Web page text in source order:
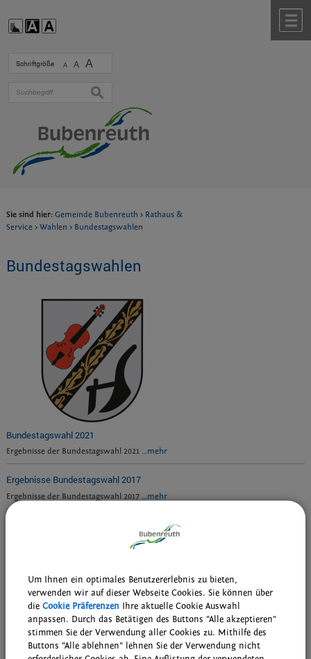
Schriftgröße A A A
suchen
Veranstaltungen
Sa 08.08.2026 | 09:00
Sie sind hier: Gemeinde Bubenreuth > Rathaus &
Service > Wahlen > Bundestagswahlen
Bundestagswahlen
Bundestagswahl 2021
Ergebnisse der Bundestagswahl 2021 …mehr
Ergebnisse Bundestagswahl 2017
Ergebnisse der Bundestagswahl 2017 …mehr
Ergebnisse der Bundestagswahl 2013…mehr
Um Ihnen ein optimales Benutzererlebnis zu bieten,
verwenden wir auf dieser Webseite Cookies. Sie können über
die Cookie Präferenzen Ihre aktuelle Cookie Auswahl
anpassen. Durch das Betätigen des Buttons "Alle akzeptieren"
stimmen Sie der Verwendung aller Cookies zu. Mithilfe des
Buttons "Alle ablehnen" lehnen Sie der Verwendung nicht